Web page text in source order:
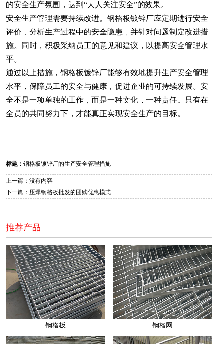
的安全生产氛围，达到“人人关注安全”的效果。
安全生产管理需要持续改进。钢格板镀锌厂应定期进行安全
评价，分析生产过程中的安全隐患，并针对问题制定改进措
施。同时，积极采纳员工的意见和建议，以提高安全管理水
平。
通过以上措施，钢格板镀锌厂能够有效地提升生产安全管理
水平，保障员工的安全与健康，促进企业的可持续发展。安
全不是一项单独的工作，而是一种文化，一种责任。只有在
全员的共同努力下，才能真正实现安全生产的目标。
标题： 钢格板镀锌厂的生产安全管理措施
上一篇：没有内容
下一篇：压焊钢格板批发的团购优惠模式
推荐产品
钢格板 钢格网